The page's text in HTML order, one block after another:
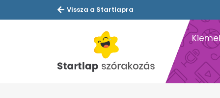
Vissza a Startlapra